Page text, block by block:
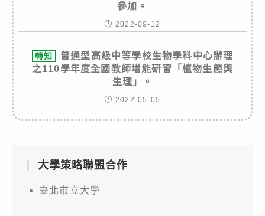
參加。
2022-09-12
轉知
普通型高級中等學校生物學科中心辦理
之110學年度全國教師增能研習「植物生態與
生理」。
2022-05-05
大學策略聯盟合作
臺北市立大學